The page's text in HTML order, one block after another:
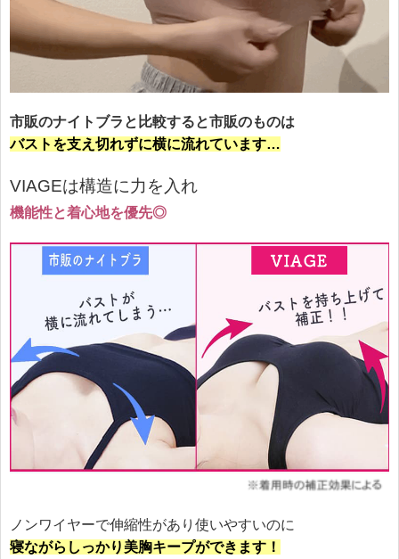
市販のナイトブラと比較すると市販のものは
バストを支え切れずに横に流れています…
VIAGEは構造に力を入れ
機能性と着心地を優先◎
ノンワイヤーで伸縮性があり使いやすいのに
寝ながらしっかり美胸キープができます！